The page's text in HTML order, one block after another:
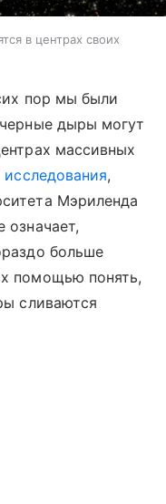
в центрах своих
пор мы были
дыры могут
массивных
исследования,
Мэриленда
больше
помощью понять,
сливаются